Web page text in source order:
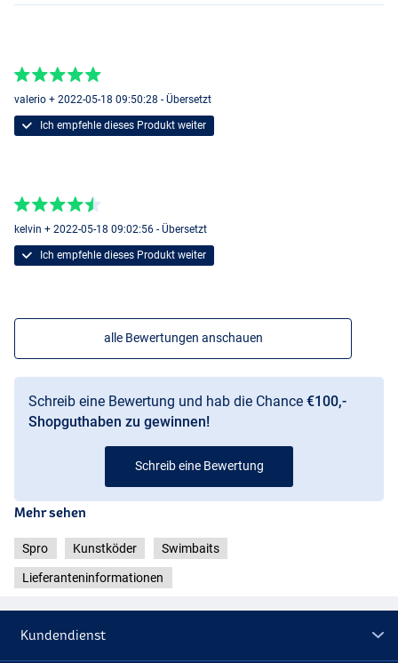
Sunburst
Perch
valerio + 2022-05-18 09:50:28 - Übersetzt
Ich empfehle dieses Produkt weiter
kelvin + 2022-05-18 09:02:56 - Übersetzt
Ich empfehle dieses Produkt weiter
alle Bewertungen anschauen
Schreib eine Bewertung und hab die Chance €100,-
Shopguthaben zu gewinnen!
Schreib eine Bewertung
Mehr sehen
Spro Kunstköder Swimbaits
Lieferanteninformationen
Kundendienst